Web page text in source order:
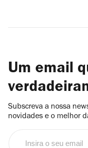
Um email
Subscreva a nossa
novidades e o melhor